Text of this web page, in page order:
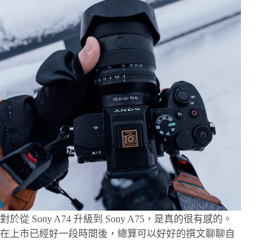
器
材，
選
對
相
機
頭
（不
定
期
更
新）
對於從 Sony A74 升級到 Sony A75，是真的很有感的。
在上市已經好一段時間後，總算可以好好的撰文聊聊自